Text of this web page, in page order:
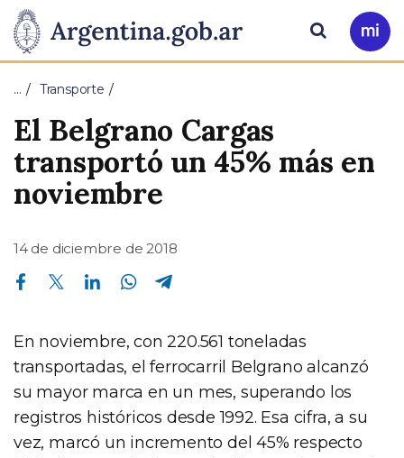
Presidencia
de
la
Nación
Pasar al contenido principal
Ir
a
Buscar
… Transporte
El Belgrano Cargas
transportó un 45% más en
noviembre
14 de diciembre de 2018
Compartir en Facebook Compartir en Twitter Compartir en Linkedin Compartir en Whatsapp
En noviembre, con 220.561 toneladas
transportadas, el ferrocarril Belgrano alcanzó
su mayor marca en un mes, superando los
registros históricos desde 1992. Esa cifra, a su
vez, marcó un incremento del 45% respecto